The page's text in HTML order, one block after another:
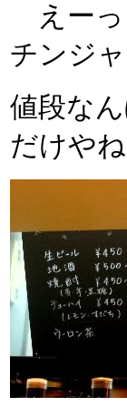
えーっ
チンジ
値段な
だけやね